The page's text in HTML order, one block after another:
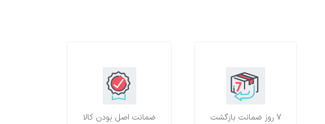
ضمانت اصل بودن کالا 7 روز ضمانت بازگشت